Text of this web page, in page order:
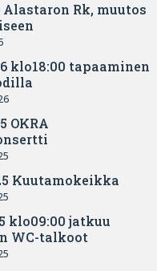
Alastaron Rk, muutos
klo18:00 tapaaminen
OKRA
Kuutamokeikka
klo09:00 jatkuu
WC-talkoot